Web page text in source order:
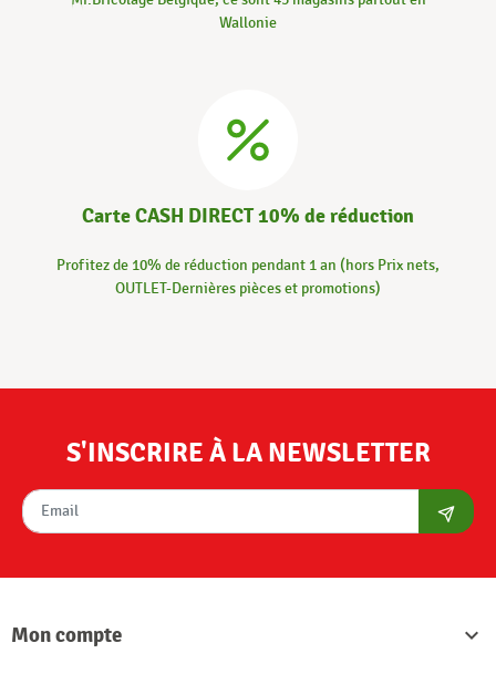
Wallonie
Carte CASH DIRECT 10% de réduction
Profitez de 10% de réduction pendant 1 an (hors Prix nets,
OUTLET-Dernières pièces et promotions)
S'INSCRIRE À LA NEWSLETTER
Mon compte
